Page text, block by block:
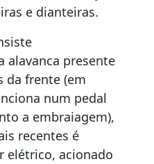
e dianteiras.
alavanca presente
da frente (em
num pedal
a embraiagem),
recentes é
elétrico, acionado